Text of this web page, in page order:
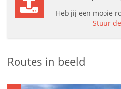
Heb jij een mooie
Stuur
Routes in beeld